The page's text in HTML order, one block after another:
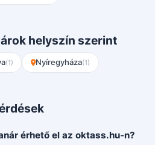
helyszín szerint
(1) Nyíregyháza(1)
érhető el az oktass.hu-n?